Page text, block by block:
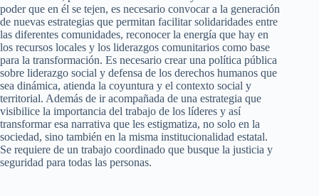
poder que en él se tejen, es necesario convocar a la generación
de nuevas estrategias que permitan facilitar solidaridades entre
las diferentes comunidades, reconocer la energía que hay en
los recursos locales y los liderazgos comunitarios como base
para la transformación. Es necesario crear una política pública
sobre liderazgo social y defensa de los derechos humanos que
sea dinámica, atienda la coyuntura y el contexto social y
territorial. Además de ir acompañada de una estrategia que
visibilice la importancia del trabajo de los líderes y así
transformar esa narrativa que les estigmatiza, no solo en la
sociedad, sino también en la misma institucionalidad estatal.
Se requiere de un trabajo coordinado que busque la justicia y
seguridad para todas las personas.